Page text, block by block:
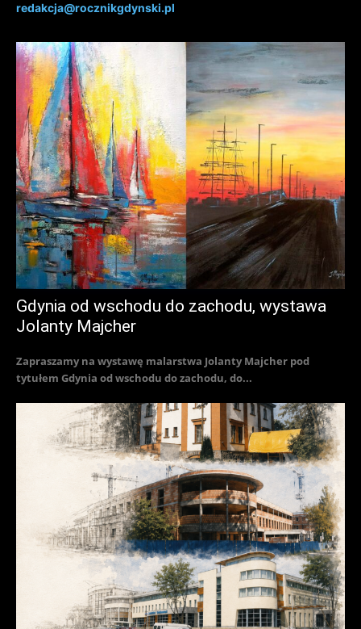
redakcja@rocznikgdynski.pl
Gdynia od wschodu do zachodu, wystawa
Jolanty Majcher
Zapraszamy na wystawę malarstwa Jolanty Majcher pod
tytułem Gdynia od wschodu do zachodu, do...